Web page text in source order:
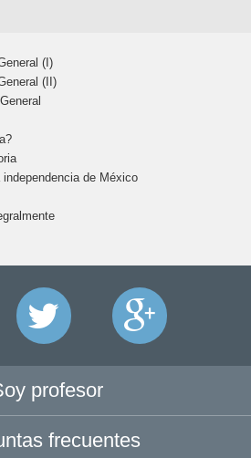
(I)
(II)
de México
profesor
frecuentes